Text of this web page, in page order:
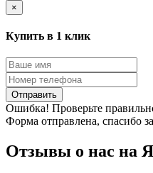
×
Купить в 1 клик
Отправить
Ошибка! Проверьте
Форма отправлена, спасибо
Отзывы о нас на Я